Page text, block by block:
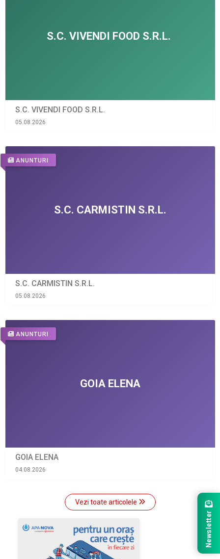
S.C. VIVENDI FOOD S.R.L.
05.08.2026
ANUNTURI
S.C. CARMISTIN S.R.L.
05.08.2026
ANUNTURI
GOIA ELENA
04.08.2026
Vezi toate articolele
Newsletter